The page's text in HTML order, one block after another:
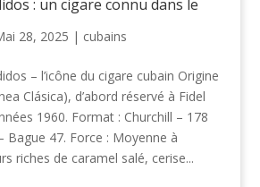
: un cigare connu dans le
28, 2025 | cubains
– l’icône du cigare cubain Origine
Clásica), d’abord réservé à Fidel
1960. Format : Churchill – 178
Bague 47. Force : Moyenne à
riches de caramel salé, cerise...